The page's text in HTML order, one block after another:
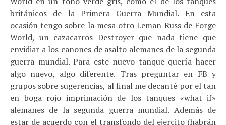
británicos de la Primera Guerra Mundial. En esta
ocasión tengo sobre la mesa otro Leman Russ de Forge
World, un cazacarros Destroyer que nada tiene que
envidiar a los cañones de asalto alemanes de la segunda
guerra mundial. Para este nuevo tanque quería hacer
algo nuevo, algo diferente. Tras preguntar en FB y
grupos sobre sugerencias, al final me decanté por el tan
en boga rojo imprimación de los tanques «what if»
alemanes de la segunda guerra mundial. Además de
estar de acuerdo con el transfondo del ejercito (habrán